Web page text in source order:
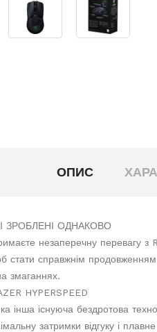
ОПИС
ЗРОБЛЕНІ ОДНАКОВО
незаперечну
стати справжнім
змаганнях.
HYPERSPEED
інша існуюча бездротова
затримки відгуку і